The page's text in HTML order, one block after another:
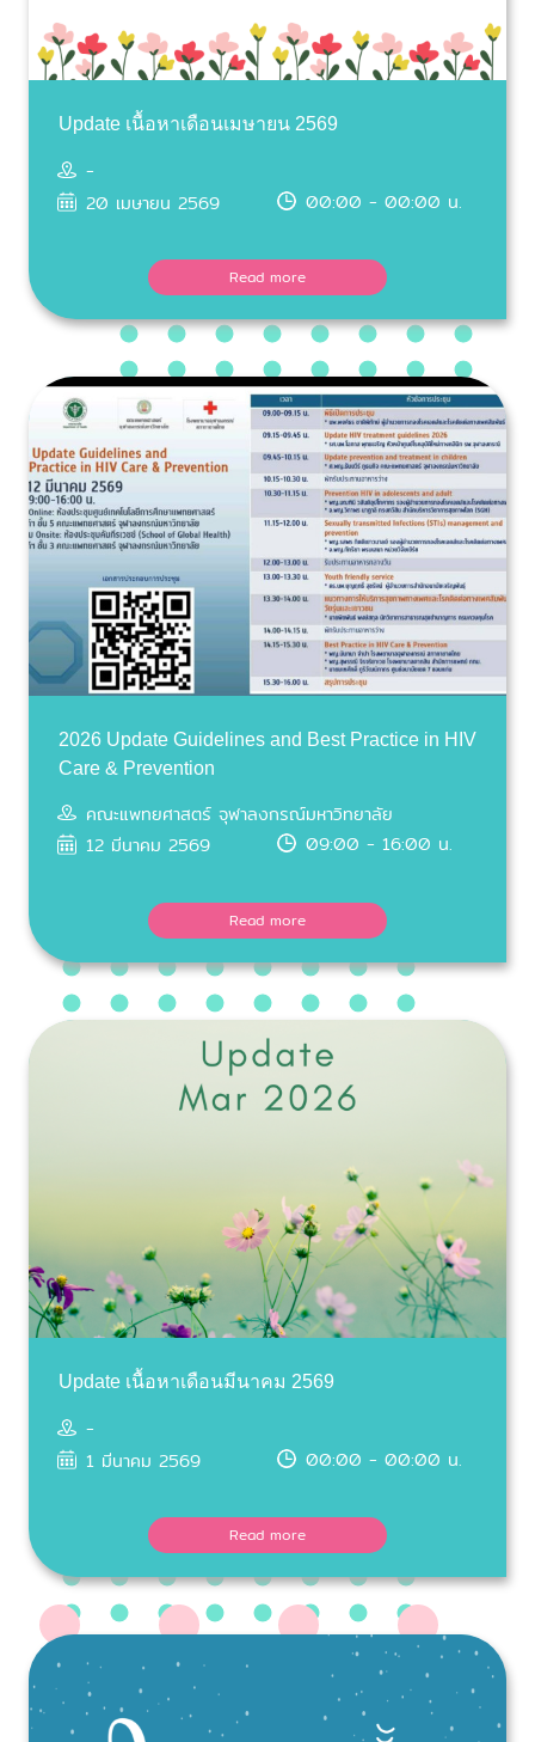
Update เนื้อหาเดือนเมษายน 2569
-
20 เมษายน 2569
00:00 - 00:00 น.
Read more
2026 Update Guidelines and Best Practice in HIV
Care & Prevention
คณะแพทยศาสตร์ จุฬาลงกรณ์มหาวิทยาลัย
12 มีนาคม 2569
09:00 - 16:00 น.
Read more
Update เนื้อหาเดือนมีนาคม 2569
-
1 มีนาคม 2569
00:00 - 00:00 น.
Read more